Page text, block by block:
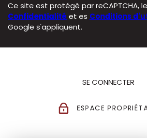
Ce site est protégé par reCAPTCHA,
Confidentialité et es Conditions
Google s'appliquent.
SE CONNECTER
ESPACE